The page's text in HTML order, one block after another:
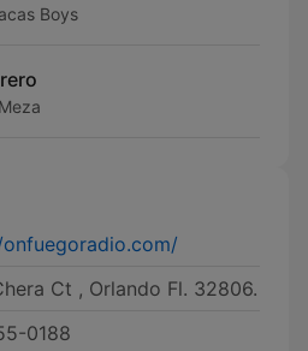
Boys
Ct , Orlando Fl. 32806.
0188